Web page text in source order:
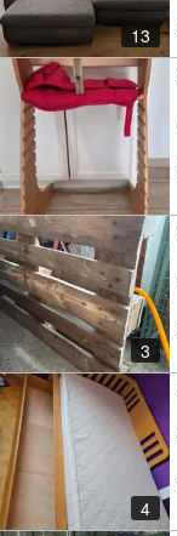
13
3
4